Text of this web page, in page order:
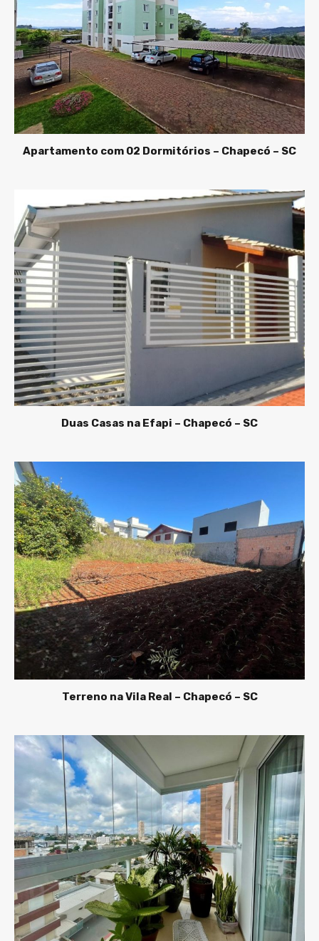
Apartamento com 02 Dormitórios – Chapecó – SC
Duas Casas na Efapi – Chapecó – SC
Terreno na Vila Real – Chapecó – SC